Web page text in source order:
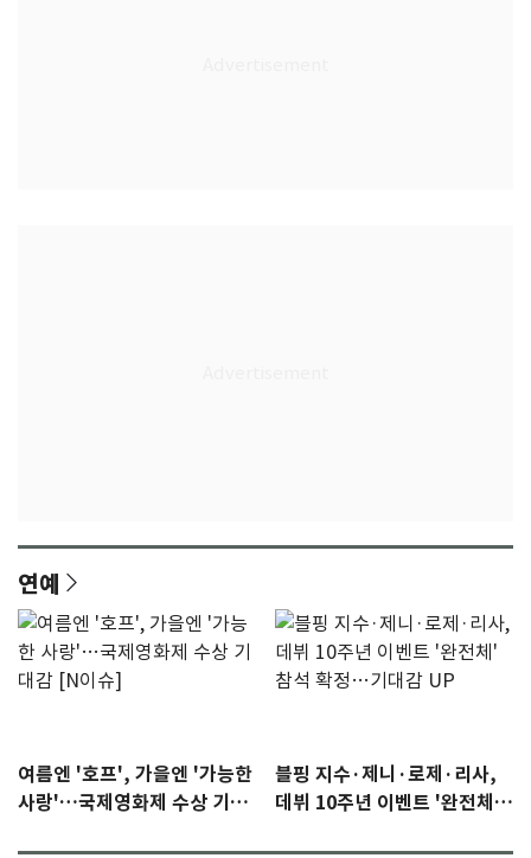
연예
여름엔 '호프', 가을엔 '가능한
사랑'…국제영화제 수상 기대
블핑 지수·제니·로제·리사,
데뷔 10주년 이벤트 '완전체'